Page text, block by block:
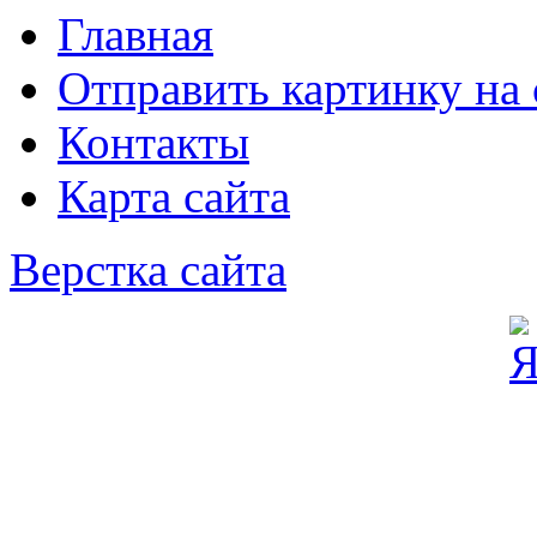
Главная
Отправить картинку на
Контакты
Карта сайта
Верстка сайта